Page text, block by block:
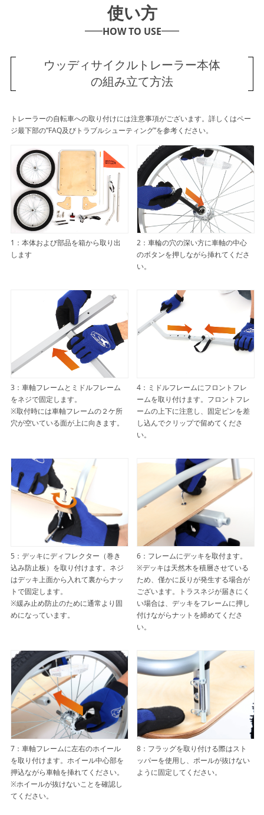
使い方
HOW TO USE
ウッディサイクルトレーラー本体
の組み立て方法
トレーラーの自転車への取り付けには注意事項がございます。詳しくはペー
ジ最下部の”FAQ及びトラブルシューティング”を参考ください。
1：本体および部品を箱から取り出
します
2：車輪の穴の深い方に車軸の中心
のボタンを押しながら挿れてくださ
い。
3：車軸フレームとミドルフレーム
をネジで固定します。
※取付時には車軸フレームの２ケ所
穴が空いている面が上に向きます。
4：ミドルフレームにフロントフレ
ームを取り付けます。フロントフレ
ームの上下に注意し、固定ピンを差
し込んでクリップで留めてくださ
い。
5：デッキにディフレクター（巻き
込み防止板）を取り付けます。ネジ
はデッキ上面から入れて裏からナッ
トで固定します。
※緩み止め防止のために通常より固
めになっています。
6：フレームにデッキを取付ます。
※デッキは天然木を積層させている
ため、僅かに反りが発生する場合が
ございます。トラスネジが届きにく
い場合は、デッキをフレームに押し
付けながらナットを締めてくださ
い。
7：車軸フレームに左右のホイール
を取り付けます。ホイール中心部を
押込ながら車軸を挿れてください。
※ホイールが抜けないことを確認し
てください。
8：フラッグを取り付ける際はスト
ッパーを使用し、ポールが抜けない
ように固定してください。